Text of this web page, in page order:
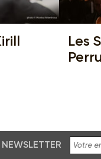
Les
NEWSLETTER